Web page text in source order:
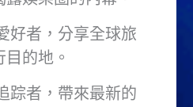
好者，分享全球旅
的地。
踪者，帶來最新的